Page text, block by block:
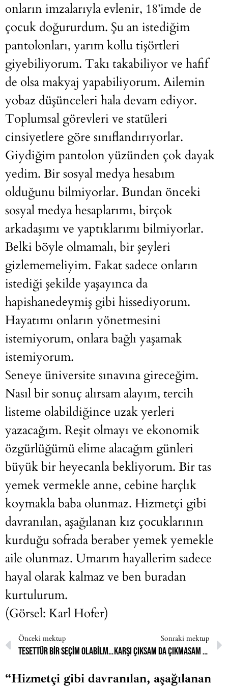
onların imzalarıyla evlenir, 18’imde de
çocuk doğururdum. Şu an istediğim
pantolonları, yarım kollu tişörtleri
giyebiliyorum. Takı takabiliyor ve hafif
de olsa makyaj yapabiliyorum. Ailemin
yobaz düşünceleri hala devam ediyor.
Toplumsal görevleri ve statüleri
cinsiyetlere göre sınıflandırıyorlar.
Giydiğim pantolon yüzünden çok dayak
yedim. Bir sosyal medya hesabım
olduğunu bilmiyorlar. Bundan önceki
sosyal medya hesaplarımı, birçok
arkadaşımı ve yaptıklarımı bilmiyorlar.
Belki böyle olmamalı, bir şeyleri
gizlememeliyim. Fakat sadece onların
istediği şekilde yaşayınca da
hapishanedeymiş gibi hissediyorum.
Hayatımı onların yönetmesini
istemiyorum, onlara bağlı yaşamak
istemiyorum.
Seneye üniversite sınavına gireceğim.
Nasıl bir sonuç alırsam alayım, tercih
listeme olabildiğince uzak yerleri
yazacağım. Reşit olmayı ve ekonomik
özgürlüğümü elime alacağım günleri
büyük bir heyecanla bekliyorum. Bir tas
yemek vermekle anne, cebine harçlık
koymakla baba olunmaz. Hizmetçi gibi
davranılan, aşağılanan kız çocuklarının
kurduğu sofrada beraber yemek yemekle
aile olunmaz. Umarım hayallerim sadece
hayal olarak kalmaz ve ben buradan
kurtulurum.
(Görsel: Karl Hofer)
Önceki mektup
Tesettür bir seçim olabilmeliydi.
Sonraki mektup
Karşı çıksam da çıkmasam da eninde sonunda kapanacağımı bildiğim için kapandım.
“Hizmetçi gibi davranılan, aşağılanan